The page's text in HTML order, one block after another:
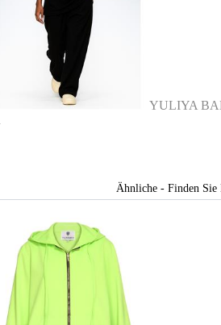
YULIYA
Ähnliche - Finden